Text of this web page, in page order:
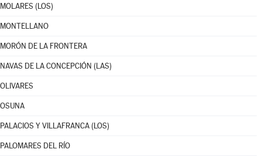
MOLARES (LOS)
MONTELLANO
MORÓN DE LA FRONTERA
NAVAS DE LA CONCEPCIÓN (LAS)
OLIVARES
OSUNA
PALACIOS Y VILLAFRANCA (LOS)
PALOMARES DEL RÍO